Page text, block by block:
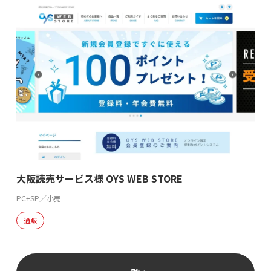
大阪読売サービス様 OYS WEB STORE
PC+SP／小売
通販